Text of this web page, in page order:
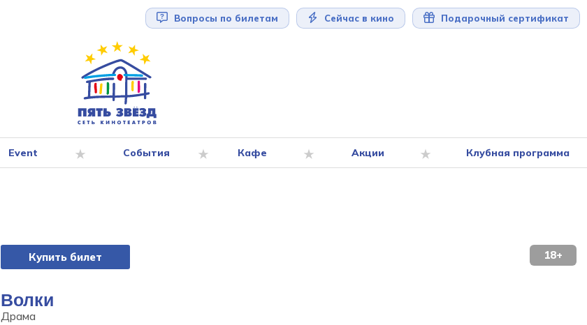
Вопросы по билетам Сейчас в кино Подарочный сертификат
Event События Кафе Акции Клубная программа
Купить билет
Волки
Драма
18+